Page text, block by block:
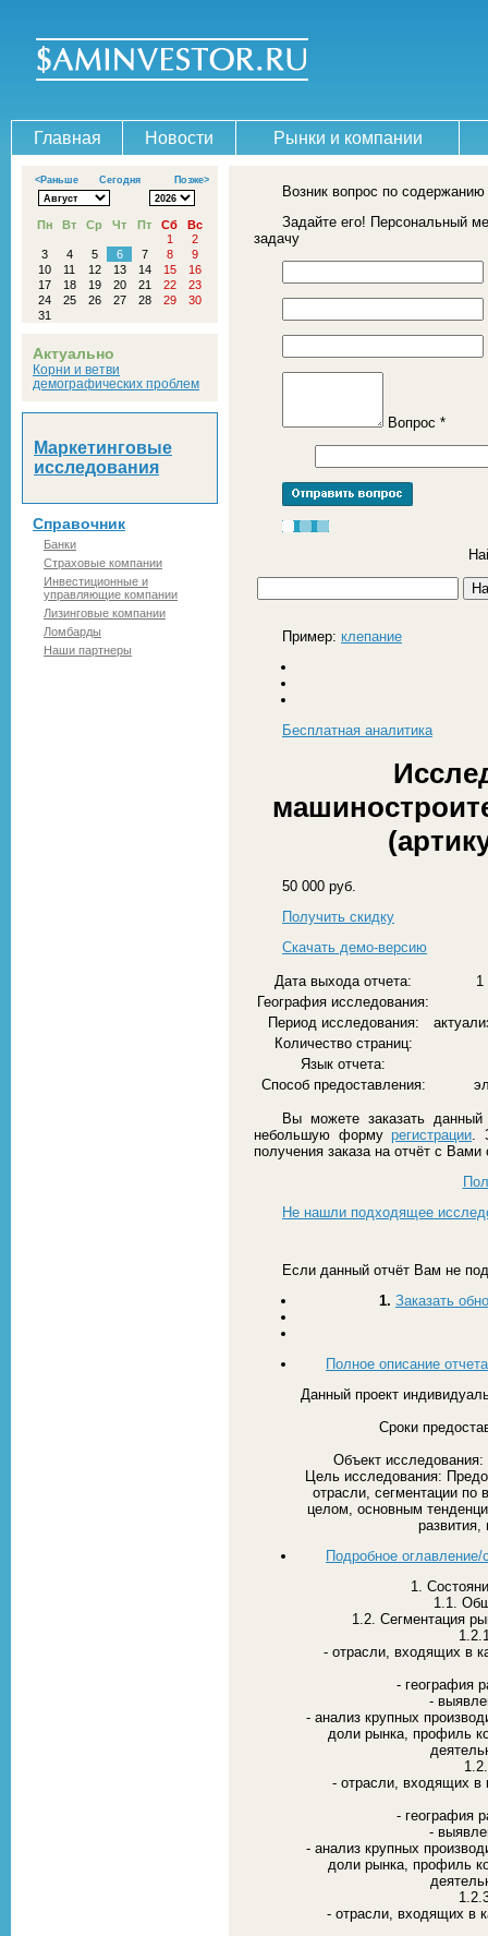
Главная Новости Рынки и компании
<Раньше Сегодня Позже>
Пн Вт Ср Чт Пт Сб
Вс
1
2
3
4 5 6 7 8
9
10
11 12 13 14 15
16
17
18 19 20 21 22
23
24
25 26 27 28 29
30
31
Актуально
Корни и ветви
демографических проблем
Маркетинговые
исследования
Справочник
Банки
Страховые компании
Инвестиционные и
управляющие компании
Лизинговые компании
Ломбарды
Наши партнеры
Возник вопрос по содержанию
Задайте его! Персональный
задачу
Вопрос *
Пример: клепание
Бесплатная аналитика
50 000 руб.
Получить скидку
Скачать демо-версию
Дата выхода отчета:
1
География исследования:
Период исследования:
Количество страниц:
Язык отчета:
Способ предоставления:
Вы можете заказать
небольшую формурегистрации .
получения заказа на отчёт с
Не нашли подходящее
Если данный отчёт Вам не
1. Заказать
Полное описание отчета
Данный проект
Сроки
Объект
Цель исследования:
отрасли, сегментации
целом, основным
развития,
Подробное оглавление/
1.
1.1.
1.2. Сегментация
- отрасли, входящих в
- география
-
- анализ крупных
доли рынка, профиль
- отрасли, входящих в
- география
-
- анализ крупных
доли рынка, профиль
- отрасли, входящих в